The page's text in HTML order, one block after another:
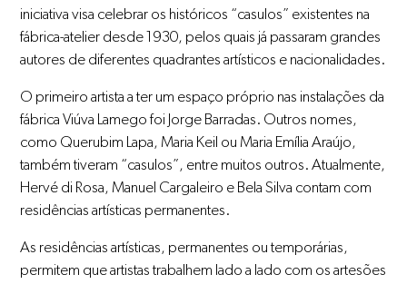
iniciativa visa celebrar os históricos “casulos” existentes na
fábrica-atelier desde 1930, pelos quais já passaram grandes
autores de diferentes quadrantes artísticos e nacionalidades.
O primeiro artista a ter um espaço próprio nas instalações da
fábrica Viúva Lamego foi Jorge Barradas. Outros nomes,
como Querubim Lapa, Maria Keil ou Maria Emília Araújo,
também tiveram “casulos”, entre muitos outros. Atualmente,
Hervé di Rosa, Manuel Cargaleiro e Bela Silva contam com
residências artísticas permanentes.
As residências artísticas, permanentes ou temporárias,
permitem que artistas trabalhem lado a lado com os artesões